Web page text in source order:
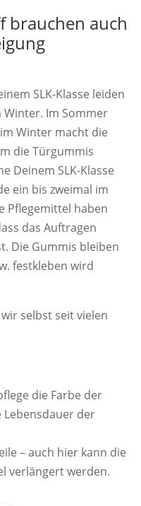
brauchen auch
SLK-Klasse leiden
Winter. Im Sommer
Winter macht die
die Türgummis
Deinem SLK-Klasse
ein bis zweimal im
Pflegemittel haben
das Auftragen
Die Gummis bleiben
festkleben wird
selbst seit vielen
die Farbe der
der
– auch hier kann die
verlängert werden.